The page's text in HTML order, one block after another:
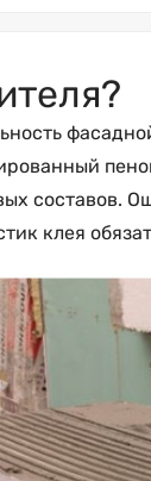
составов.
клея